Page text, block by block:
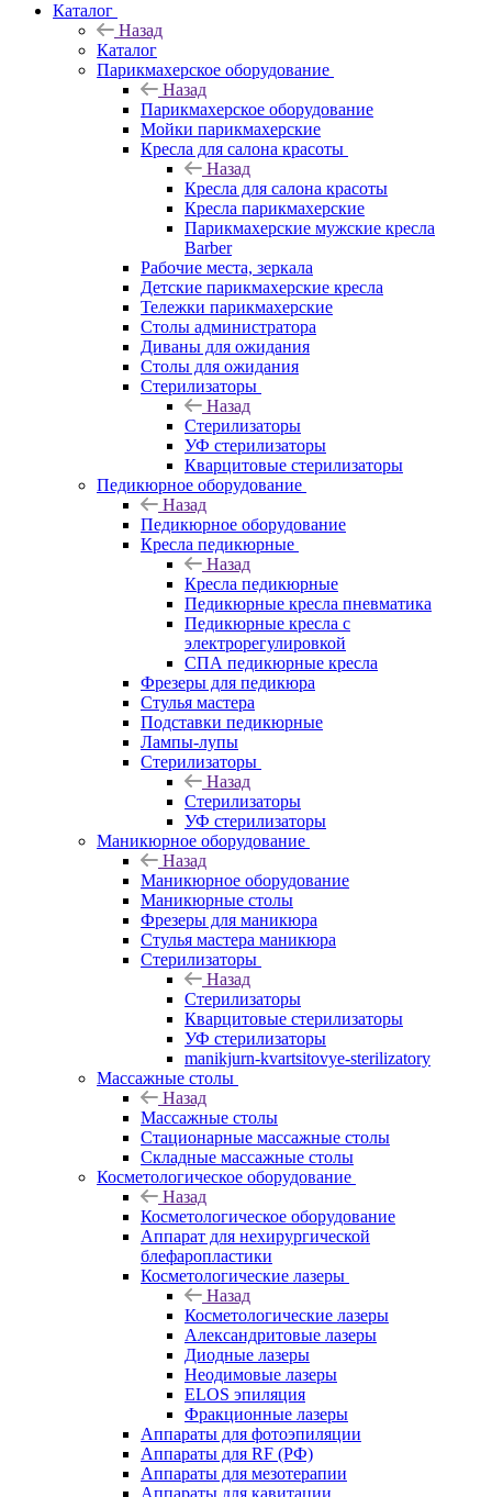
Каталог
Назад
Каталог
Парикмахерское оборудование
Назад
Парикмахерское оборудование
Мойки парикмахерские
Кресла для салона красоты
Назад
Кресла для салона красоты
Кресла парикмахерские
Парикмахерские мужские кресла
Barber
Рабочие места, зеркала
Детские парикмахерские кресла
Тележки парикмахерские
Столы администратора
Диваны для ожидания
Столы для ожидания
Стерилизаторы
Назад
Стерилизаторы
УФ стерилизаторы
Кварцитовые стерилизаторы
Педикюрное оборудование
Назад
Педикюрное оборудование
Кресла педикюрные
Назад
Кресла педикюрные
Педикюрные кресла пневматика
Педикюрные кресла с
электрорегулировкой
СПА педикюрные кресла
Фрезеры для педикюра
Стулья мастера
Подставки педикюрные
Лампы-лупы
Стерилизаторы
Назад
Стерилизаторы
УФ стерилизаторы
Маникюрное оборудование
Назад
Маникюрное оборудование
Маникюрные столы
Фрезеры для маникюра
Стулья мастера маникюра
Стерилизаторы
Назад
Стерилизаторы
Кварцитовые стерилизаторы
УФ стерилизаторы
manikjurn-kvartsitovye-sterilizatory
Массажные столы
Назад
Массажные столы
Стационарные массажные столы
Складные массажные столы
Косметологическое оборудование
Назад
Косметологическое оборудование
Аппарат для нехирургической
блефаропластики
Косметологические лазеры
Назад
Косметологические лазеры
Александритовые лазеры
Диодные лазеры
Неодимовые лазеры
ELOS эпиляция
Фракционные лазеры
Аппараты для фотоэпиляции
Аппараты для RF (РФ)
Аппараты для мезотерапии
Аппараты для кавитации